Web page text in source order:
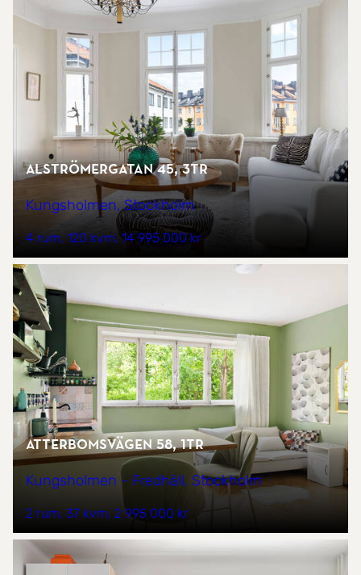
Alströmergatan 45, 3tr
Kungsholmen, Stockholm
4 rum 120 kvm 14 995 000 kr
Atterbomsvägen 58, 1tr
Kungsholmen - Fredhäll, Stockholm
2 rum 37 kvm 2 995 000 kr